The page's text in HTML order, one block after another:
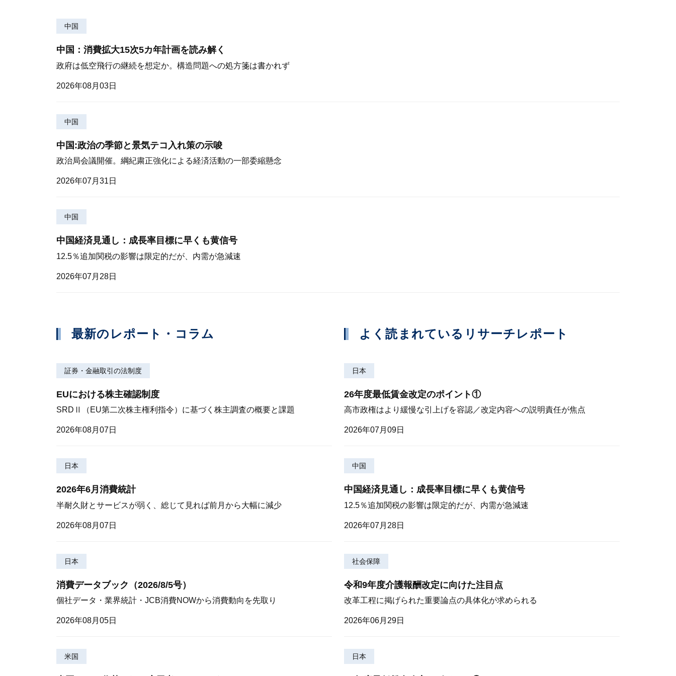
中国
中国：消費拡大15次5カ年計画を読み解く
政府は低空飛行の継続を想定か。構造問題への処方箋は書かれず
2026年08月03日
中国
中国:政治の季節と景気テコ入れ策の示唆
政治局会議開催。綱紀粛正強化による経済活動の一部委縮懸念
2026年07月31日
中国
中国経済見通し：成長率目標に早くも黄信号
12.5％追加関税の影響は限定的だが、内需が急減速
2026年07月28日
最新のレポート・コラム
証券・金融取引の法制度
EUにおける株主確認制度
SRDⅡ（EU第二次株主権利指令）に基づく株主調査の概要と課題
2026年08月07日
日本
2026年6月消費統計
半耐久財とサービスが弱く、総じて見れば前月から大幅に減少
2026年08月07日
日本
消費データブック（2026/8/5号）
個社データ・業界統計・JCB消費NOWから消費動向を先取り
2026年08月05日
米国
よく読まれているリサーチレポート
日本
26年度最低賃金改定のポイント①
高市政権はより緩慢な引上げを容認／改定内容への説明責任が焦点
2026年07月09日
中国
中国経済見通し：成長率目標に早くも黄信号
12.5％追加関税の影響は限定的だが、内需が急減速
2026年07月28日
社会保障
令和9年度介護報酬改定に向けた注目点
改革工程に掲げられた重要論点の具体化が求められる
2026年06月29日
日本